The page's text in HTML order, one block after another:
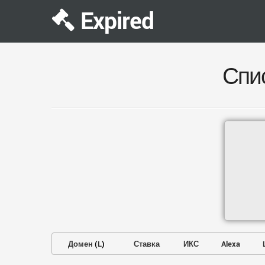
Expired
Домен (L) Ставка ИКС Alexa